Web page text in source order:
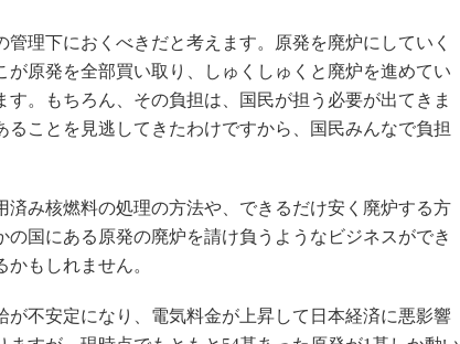
理下におくべきだと考えます。原発を廃炉にしていく
が原発を全部買い取り、しゅくしゅくと廃炉を進めてい
す。もちろん、その負担は、国民が担う必要が出てきま
ことを見逃してきたわけですから、国民みんなで負担
済み核燃料の処理の方法や、できるだけ安く廃炉する方
国にある原発の廃炉を請け負うようなビジネスができ
もしれません。
が不安定になり、電気料金が上昇して日本経済に悪影響